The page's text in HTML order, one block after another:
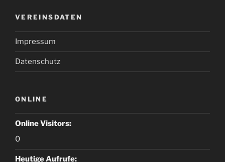
VEREINSDATEN
Impressum
Datenschutz
ONLINE
Online Visitors:
0
Heutige Aufrufe: